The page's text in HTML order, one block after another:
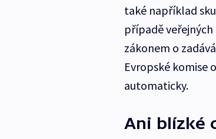
také například
případě
zákonem o
Evropské komise
automaticky.
Ani blízké